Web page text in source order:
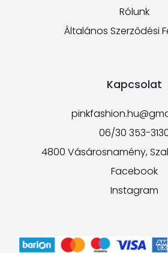
Rólunk
Általános Szerződési
Kapcsolat
06/30 353-
4800 Vásárosnamény,
Facebook
Instagram